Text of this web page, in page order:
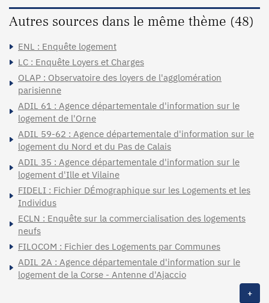
Autres sources dans le même thème (48)
ENL : Enquête logement
LC : Enquête Loyers et Charges
OLAP : Observatoire des loyers de l'agglomération
parisienne
ADIL 61 : Agence départementale d'information sur le
logement de l'Orne
ADIL 59-62 : Agence départementale d'information sur le
logement du Nord et du Pas de Calais
ADIL 35 : Agence départementale d'information sur le
logement d'Ille et Vilaine
FIDELI : Fichier DÉmographique sur les Logements et les
Individus
ECLN : Enquête sur la commercialisation des logements
neufs
FILOCOM : Fichier des Logements par Communes
ADIL 2A : Agence départementale d'information sur le
logement de la Corse - Antenne d'Ajaccio
+